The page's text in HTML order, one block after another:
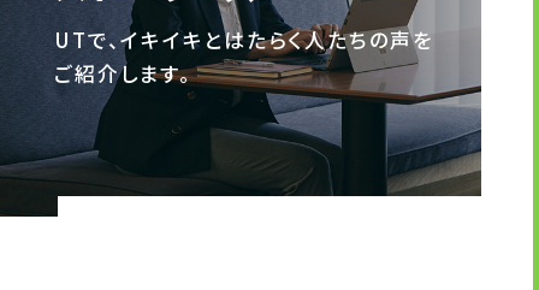
お仕事をお探しの方へ
お仕事をお探しの方へTOP
はたらく人への想い
UTグループの歩み
UTで、イキイキとはたらく人たちの声を
ご紹介します。